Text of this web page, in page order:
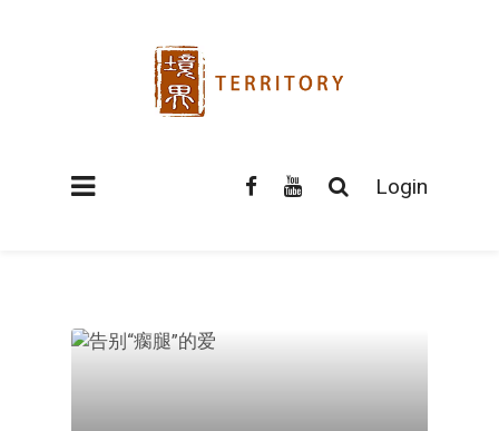
Login